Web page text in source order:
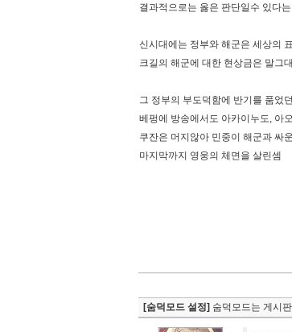
결과적으로는 옳은 판단일수 있다
신시대에는 정부와 해군은 세상의
크길의 해군에 대한 현상금은 말그
그 정부의 부도덕함에 반기를 품었
베펑에 방송에서도 아카이누도, 아
쿠잔은 머지않아 민중이 해군과 싸
마지막까지 영웅의 체면을 살린셈
[숨덕모드 설정] 숨덕모드는 게시